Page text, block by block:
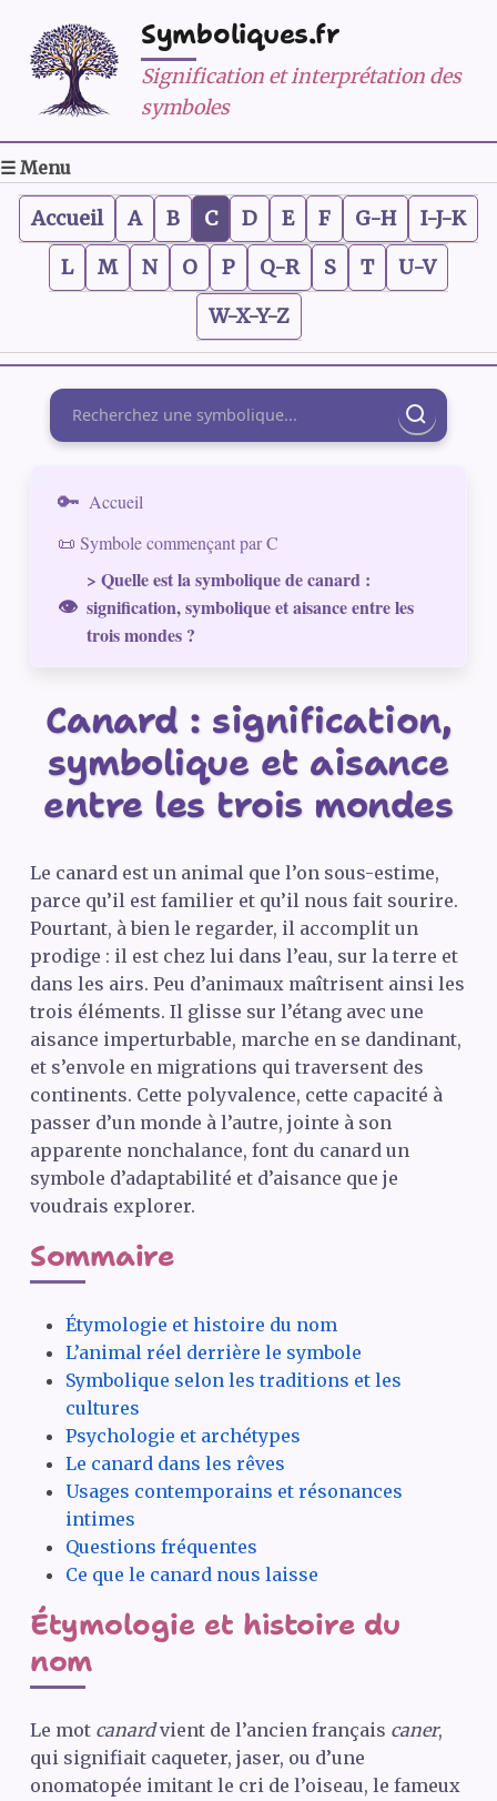
Symboliques.fr
Signification et interprétation des
symboles
☰ Menu
Accueil A B C D E F G-H
I-J-K
L
M N O P Q-R S T
U-V
W-X-Y-Z
Rechercher
Accueil
📜 Symbole commençant par C
> Quelle est la symbolique de canard :
signification, symbolique et aisance entre les
trois mondes ?
Canard : signification,
symbolique et aisance
entre les trois mondes
Le canard est un animal que l’on sous-estime,
parce qu’il est familier et qu’il nous fait sourire.
Pourtant, à bien le regarder, il accomplit un
prodige : il est chez lui dans l’eau, sur la terre et
dans les airs. Peu d’animaux maîtrisent ainsi les
trois éléments. Il glisse sur l’étang avec une
aisance imperturbable, marche en se dandinant,
et s’envole en migrations qui traversent des
continents. Cette polyvalence, cette capacité à
passer d’un monde à l’autre, jointe à son
apparente nonchalance, font du canard un
symbole d’adaptabilité et d’aisance que je
voudrais explorer.
Sommaire
Étymologie et histoire du nom
L’animal réel derrière le symbole
Symbolique selon les traditions et les
cultures
Psychologie et archétypes
Le canard dans les rêves
Usages contemporains et résonances
intimes
Questions fréquentes
Ce que le canard nous laisse
Étymologie et histoire du
nom
Le mot canardvient de l’ancien français caner,
qui signifiait caqueter, jaser, ou d’une
onomatopée imitant le cri de l’oiseau, le fameux